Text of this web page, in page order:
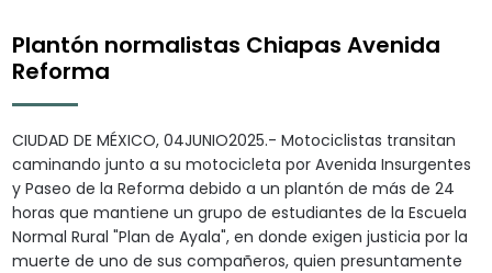
Plantón normalistas Chiapas Avenida
Reforma
CIUDAD DE MÉXICO, 04JUNIO2025.- Motociclistas transitan
caminando junto a su motocicleta por Avenida Insurgentes
y Paseo de la Reforma debido a un plantón de más de 24
horas que mantiene un grupo de estudiantes de la Escuela
Normal Rural "Plan de Ayala", en donde exigen justicia por la
muerte de uno de sus compañeros, quien presuntamente